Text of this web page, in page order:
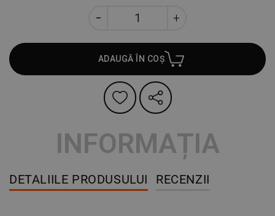
ADAUGĂ ÎN COȘ
INFORMAȚIA
DETALIILE PRODUSULUI RECENZII